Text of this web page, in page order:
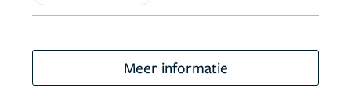
Meer informatie